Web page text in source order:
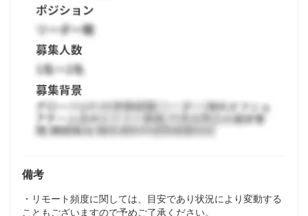
備考
・リモート頻度に関しては、目安であり状況により変動する
こともございますので予めご了承ください。